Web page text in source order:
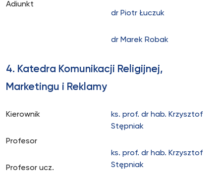
Adiunkt
dr Piotr Łuczuk
dr Marek Robak
4. Katedra Komunikacji Religijnej,
Marketingu i Reklamy
Kierownik
Profesor
Profesor ucz.
ks. prof. dr hab. Krzysztof
Stępniak
ks. prof. dr hab. Krzysztof
Stępniak